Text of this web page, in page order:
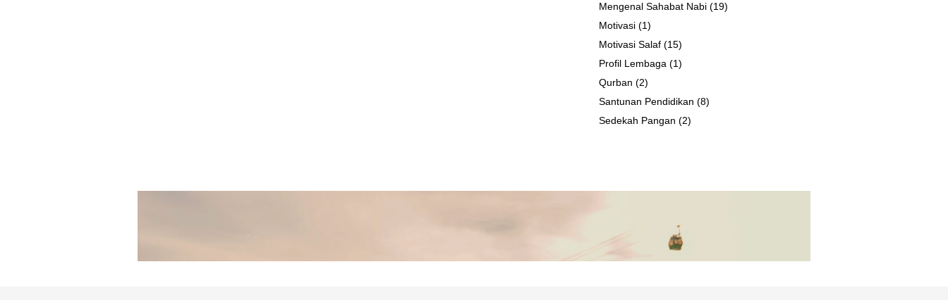
Mengenal Sahabat Nabi (19)
Motivasi (1)
Motivasi Salaf (15)
Profil Lembaga (1)
Qurban (2)
Santunan Pendidikan (8)
Sedekah Pangan (2)